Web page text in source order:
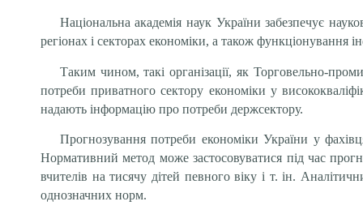
Національна академія наук України забезпечує
регіонах і секторах економіки, а також функціонування
Таким чином, такі організації, як Торговельно-
потреби приватного сектору економіки у
надають інформацію про потреби держсектору.
Прогнозування потреби економіки України у
Нормативний метод може застосовуватися під час
вчителів на тисячу дітей певного віку і т. ін.
однозначних норм.